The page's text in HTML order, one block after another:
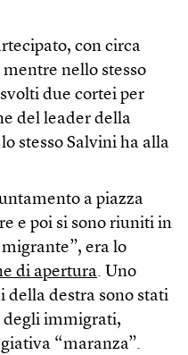
con circa
nello stesso
due cortei per
del leader della
stesso Salvini ha alla
a piazza
e poi si sono riuniti in
era lo
di apertura. Uno
destra sono stati
degli immigrati,
“maranza”.